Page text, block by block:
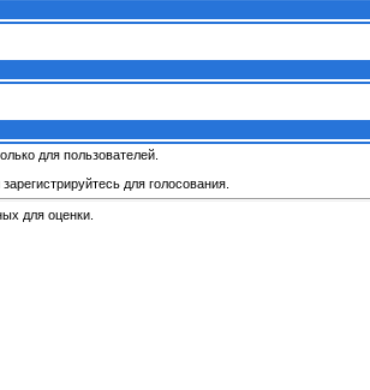
для пользователей.
для голосования.
для оценки.